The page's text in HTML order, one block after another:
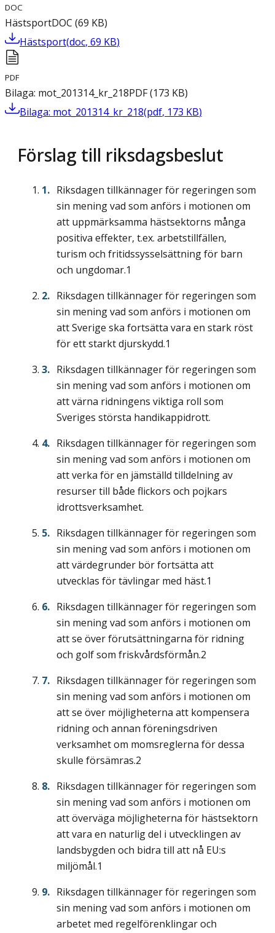
DOC
HästsportDOC (69 KB)
Hästsport(doc, 69 KB)
PDF
Bilaga: mot_201314_kr_218PDF(173 KB)
Bilaga: mot_201314_kr_218(pdf, 173 KB)
Förslag till riksdagsbeslut
Riksdagen tillkännager för regeringen som
sin mening vad som anförs i motionen om
att uppmärksamma hästsektorns många
positiva effekter, t.ex. arbetstillfällen,
turism och fritidssysselsättning för barn
och ungdomar.1
Riksdagen tillkännager för regeringen som
sin mening vad som anförs i motionen om
att Sverige ska fortsätta vara en stark röst
för ett starkt djurskydd.1
Riksdagen tillkännager för regeringen som
sin mening vad som anförs i motionen om
att värna ridningens viktiga roll som
Sveriges största handikappidrott.
Riksdagen tillkännager för regeringen som
sin mening vad som anförs i motionen om
att verka för en jämställd tilldelning av
resurser till både flickors och pojkars
idrottsverksamhet.
Riksdagen tillkännager för regeringen som
sin mening vad som anförs i motionen om
att värdegrunder bör fortsätta att
utvecklas för tävlingar med häst.1
Riksdagen tillkännager för regeringen som
sin mening vad som anförs i motionen om
att se över förutsättningarna för ridning
och golf som friskvårdsförmån.2
Riksdagen tillkännager för regeringen som
sin mening vad som anförs i motionen om
att se över möjligheterna att kompensera
ridning och annan föreningsdriven
verksamhet om momsreglerna för dessa
skulle försämras.2
Riksdagen tillkännager för regeringen som
sin mening vad som anförs i motionen om
att överväga möjligheterna för hästsektorn
att vara en naturlig del i utvecklingen av
landsbygden och bidra till att nå EU:s
miljömål.1
Riksdagen tillkännager för regeringen som
sin mening vad som anförs i motionen om
arbetet med regelförenklingar och